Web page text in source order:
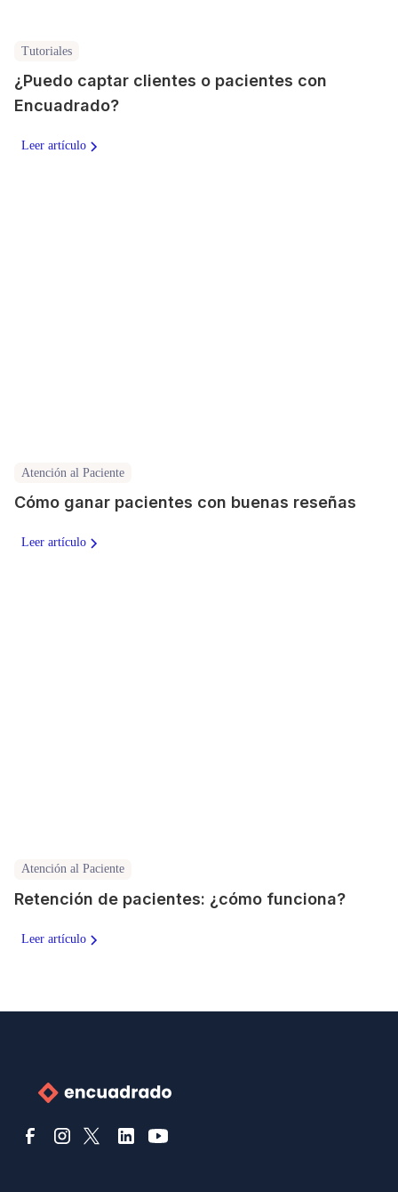
Tutoriales
¿Puedo captar clientes o pacientes con
Encuadrado?
Leer artículo
Atención al Paciente
Cómo ganar pacientes con buenas reseñas
Leer artículo
Atención al Paciente
Retención de pacientes: ¿cómo funciona?
Leer artículo